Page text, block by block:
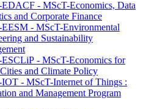
- MScT-Economics, Data
and Corporate Finance
- MScT-Environmental
and Sustainability
- MScT-Economics for
and Climate Policy
- MScT-Internet of Things :
and Management Program